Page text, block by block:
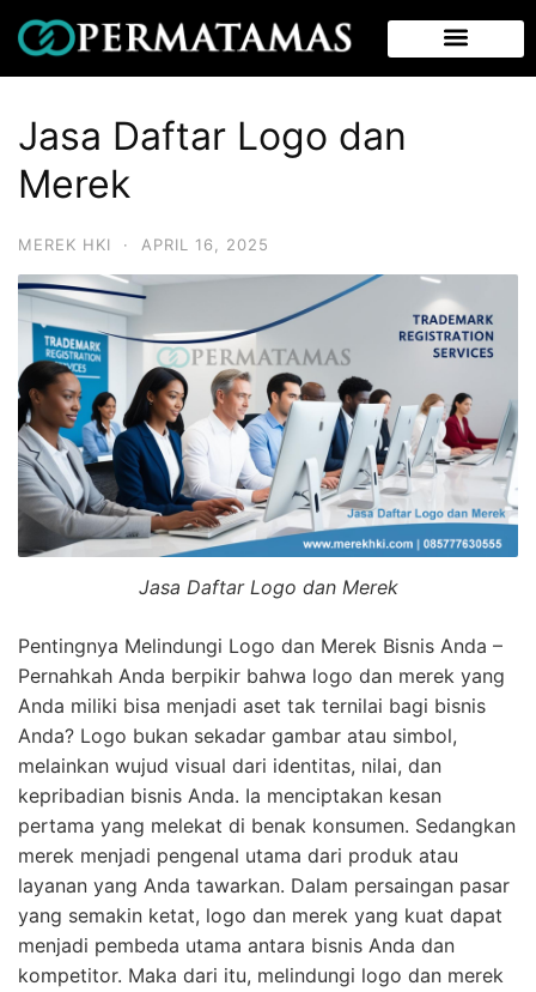
Jasa Daftar Logo dan
Merek
MEREK HKI · APRIL 16, 2025
Jasa Daftar Logo dan Merek
Pentingnya Melindungi Logo dan Merek Bisnis Anda –
Pernahkah Anda berpikir bahwa logo dan merek yang
Anda miliki bisa menjadi aset tak ternilai bagi bisnis
Anda? Logo bukan sekadar gambar atau simbol,
melainkan wujud visual dari identitas, nilai, dan
kepribadian bisnis Anda. Ia menciptakan kesan
pertama yang melekat di benak konsumen. Sedangkan
merek menjadi pengenal utama dari produk atau
layanan yang Anda tawarkan. Dalam persaingan pasar
yang semakin ketat, logo dan merek yang kuat dapat
menjadi pembeda utama antara bisnis Anda dan
kompetitor. Maka dari itu, melindungi logo dan merek